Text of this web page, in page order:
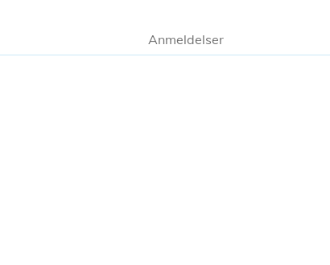
Anmeldelser